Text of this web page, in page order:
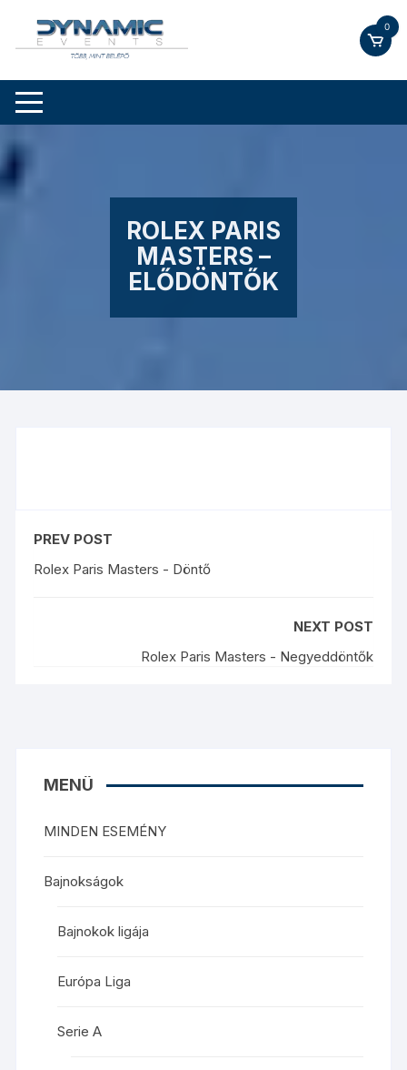
content
0
ROLEX PARIS
MASTERS –
ELŐDÖNTŐK
PREV POST
Rolex Paris Masters - Döntő
NEXT POST
Rolex Paris Masters - Negyeddöntők
MENÜ
MINDEN ESEMÉNY
Bajnokságok
Bajnokok ligája
Európa Liga
Serie A